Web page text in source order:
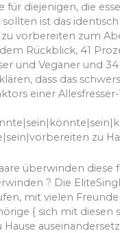
für diejenigen, die
ist das
vorbereiten zum
Rückblick, 41
und Veganer und
dass das
einer
zu
überwinden diese
? Die
mit vielen
{ sich mit diesen